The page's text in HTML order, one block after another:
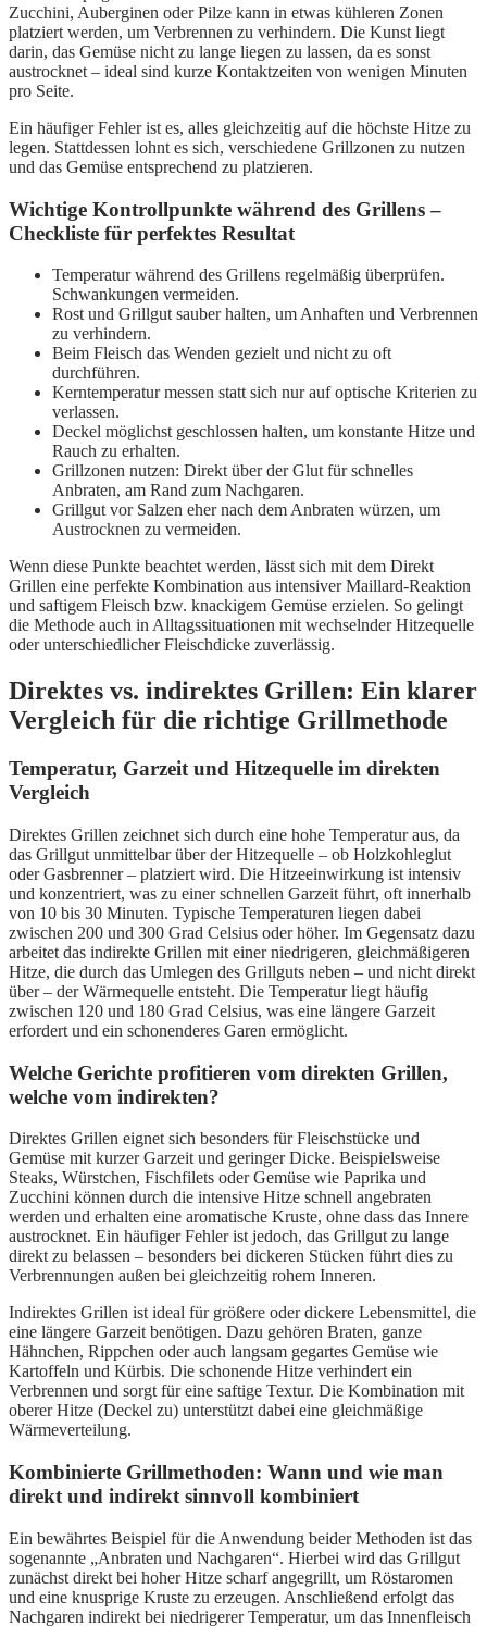
Zucchini, Auberginen oder Pilze kann in etwas kühleren Zonen
platziert werden, um Verbrennen zu verhindern. Die Kunst liegt
darin, das Gemüse nicht zu lange liegen zu lassen, da es sonst
austrocknet – ideal sind kurze Kontaktzeiten von wenigen Minuten
pro Seite.
Ein häufiger Fehler ist es, alles gleichzeitig auf die höchste Hitze zu
legen. Stattdessen lohnt es sich, verschiedene Grillzonen zu nutzen
und das Gemüse entsprechend zu platzieren.
Wichtige Kontrollpunkte während des Grillens –
Checkliste für perfektes Resultat
Temperatur während des Grillens regelmäßig überprüfen.
Schwankungen vermeiden.
Rost und Grillgut sauber halten, um Anhaften und Verbrennen
zu verhindern.
Beim Fleisch das Wenden gezielt und nicht zu oft
durchführen.
Kerntemperatur messen statt sich nur auf optische Kriterien zu
verlassen.
Deckel möglichst geschlossen halten, um konstante Hitze und
Rauch zu erhalten.
Grillzonen nutzen: Direkt über der Glut für schnelles
Anbraten, am Rand zum Nachgaren.
Grillgut vor Salzen eher nach dem Anbraten würzen, um
Austrocknen zu vermeiden.
Wenn diese Punkte beachtet werden, lässt sich mit dem Direkt
Grillen eine perfekte Kombination aus intensiver Maillard-Reaktion
und saftigem Fleisch bzw. knackigem Gemüse erzielen. So gelingt
die Methode auch in Alltagssituationen mit wechselnder Hitzequelle
oder unterschiedlicher Fleischdicke zuverlässig.
Direktes vs. indirektes Grillen: Ein klarer
Vergleich für die richtige Grillmethode
Temperatur, Garzeit und Hitzequelle im direkten
Vergleich
Direktes Grillen zeichnet sich durch eine hohe Temperatur aus, da
das Grillgut unmittelbar über der Hitzequelle – ob Holzkohleglut
oder Gasbrenner – platziert wird. Die Hitzeeinwirkung ist intensiv
und konzentriert, was zu einer schnellen Garzeit führt, oft innerhalb
von 10 bis 30 Minuten. Typische Temperaturen liegen dabei
zwischen 200 und 300 Grad Celsius oder höher. Im Gegensatz dazu
arbeitet das indirekte Grillen mit einer niedrigeren, gleichmäßigeren
Hitze, die durch das Umlegen des Grillguts neben – und nicht direkt
über – der Wärmequelle entsteht. Die Temperatur liegt häufig
zwischen 120 und 180 Grad Celsius, was eine längere Garzeit
erfordert und ein schonenderes Garen ermöglicht.
Welche Gerichte profitieren vom direkten Grillen,
welche vom indirekten?
Direktes Grillen eignet sich besonders für Fleischstücke und
Gemüse mit kurzer Garzeit und geringer Dicke. Beispielsweise
Steaks, Würstchen, Fischfilets oder Gemüse wie Paprika und
Zucchini können durch die intensive Hitze schnell angebraten
werden und erhalten eine aromatische Kruste, ohne dass das Innere
austrocknet. Ein häufiger Fehler ist jedoch, das Grillgut zu lange
direkt zu belassen – besonders bei dickeren Stücken führt dies zu
Verbrennungen außen bei gleichzeitig rohem Inneren.
Indirektes Grillen ist ideal für größere oder dickere Lebensmittel, die
eine längere Garzeit benötigen. Dazu gehören Braten, ganze
Hähnchen, Rippchen oder auch langsam gegartes Gemüse wie
Kartoffeln und Kürbis. Die schonende Hitze verhindert ein
Verbrennen und sorgt für eine saftige Textur. Die Kombination mit
oberer Hitze (Deckel zu) unterstützt dabei eine gleichmäßige
Wärmeverteilung.
Kombinierte Grillmethoden: Wann und wie man
direkt und indirekt sinnvoll kombiniert
Ein bewährtes Beispiel für die Anwendung beider Methoden ist das
sogenannte „Anbraten und Nachgaren“. Hierbei wird das Grillgut
zunächst direkt bei hoher Hitze scharf angegrillt, um Röstaromen
und eine knusprige Kruste zu erzeugen. Anschließend erfolgt das
Nachgaren indirekt bei niedrigerer Temperatur, um das Innenfleisch